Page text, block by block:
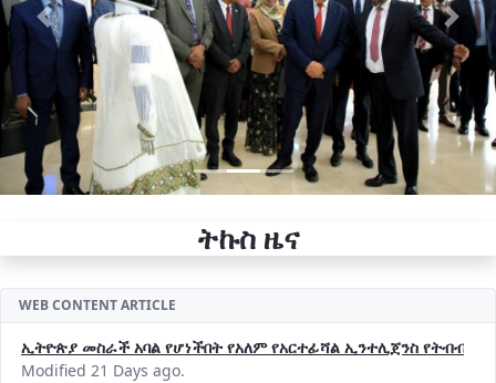
Previous Next
ትኩስ ዜና
WEB CONTENT ARTICLE
ኢትዮጵያ መስራች አባል የሆነችበት የአለም የአርተፊሻል ኢንተሊጀንስ የትብብር
Modified 21 Days ago.